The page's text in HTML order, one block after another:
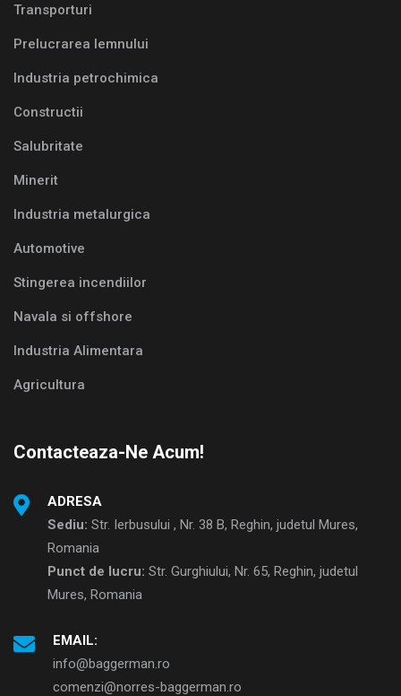
Transporturi
Prelucrarea lemnului
Industria petrochimica
Constructii
Salubritate
Minerit
Industria metalurgica
Automotive
Stingerea incendiilor
Navala si offshore
Industria Alimentara
Agricultura
Contacteaza-Ne Acum!
ADRESA
Sediu: Str. Ierbusului , Nr. 38 B, Reghin, judetul Mures,
Romania
Punct de lucru: Str. Gurghiului, Nr. 65, Reghin, judetul
Mures, Romania
EMAIL:
info@baggerman.ro
comenzi@norres-baggerman.ro